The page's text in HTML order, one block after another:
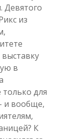
Девятого
из
в
для
и вообще,
К